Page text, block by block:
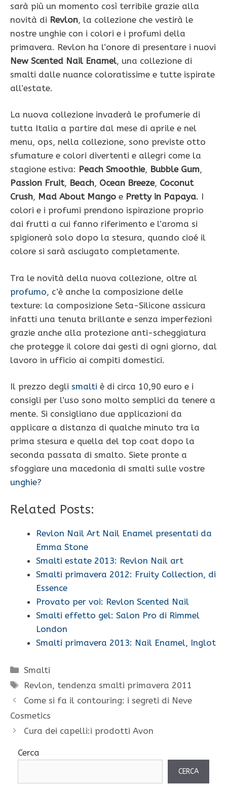
sarà più un momento così terribile grazie alla
novità di Revlon, la collezione che vestirà le
nostre unghie con i colori e i profumi della
primavera. Revlon ha l’onore di presentare i nuovi
New Scented Nail Enamel, una collezione di
smalti dalle nuance coloratissime e tutte ispirate
all’estate.
La nuova collezione invaderà le profumerie di
tutta Italia a partire dal mese di aprile e nel
menu, ops, nella collezione, sono previste otto
sfumature e colori divertenti e allegri come la
stagione estiva: Peach Smoothie, Bubble Gum,
Passion Fruit, Beach, Ocean Breeze, Coconut
Crush, Mad About Mango e Pretty in Papaya. I
colori e i profumi prendono ispirazione proprio
dai frutti a cui fanno riferimento e l’aroma si
spigionerà solo dopo la stesura, quando cioé il
colore si sarà asciugato completamente.
Tra le novità della nuova collezione, oltre al
profumo, c’è anche la composizione delle
texture: la composizione Seta-Silicone assicura
infatti una tenuta brillante e senza imperfezioni
grazie anche alla protezione anti-scheggiatura
che protegge il colore dai gesti di ogni giorno, dal
lavoro in ufficio ai compiti domestici.
Il prezzo degli smalti è di circa 10,90 euro e i
consigli per l’uso sono molto semplici da tenere a
mente. Si consigliano due applicazioni da
applicare a distanza di qualche minuto tra la
prima stesura e quella del top coat dopo la
seconda passata di smalto. Siete pronte a
sfoggiare una macedonia di smalti sulle vostre
unghie?
Related Posts:
Revlon Nail Art Nail Enamel presentati da
Emma Stone
Smalti estate 2013: Revlon Nail art
Smalti primavera 2012: Fruity Collection, di
Essence
Provato per voi: Revlon Scented Nail
Smalti effetto gel: Salon Pro di Rimmel
London
Smalti primavera 2013: Nail Enamel, Inglot
Categorie
Smalti
Tag
Revlon, tendenza smalti primavera 2011
Come si fa il contouring: i segreti di Neve
Cosmetics
Cura dei capelli:i prodotti Avon
Cerca
CERCA